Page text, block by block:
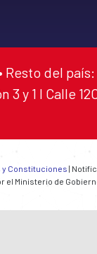
del país:
y 1 I Calle
y Constituciones |
el Ministerio de